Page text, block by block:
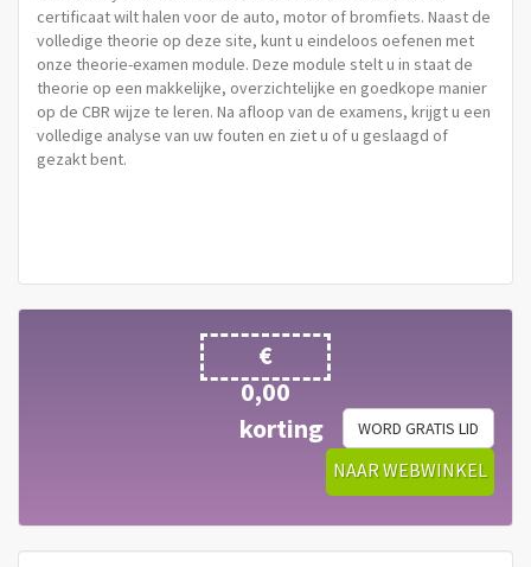
certificaat wilt halen voor de auto, motor of bromfiets. Naast de
volledige theorie op deze site, kunt u eindeloos oefenen met
onze theorie-examen module. Deze module stelt u in staat de
theorie op een makkelijke, overzichtelijke en goedkope manier
op de CBR wijze te leren. Na afloop van de examens, krijgt u een
volledige analyse van uw fouten en ziet u of u geslaagd of
gezakt bent.
€
0,00
korting
WORD GRATIS LID
NAAR WEBWINKEL